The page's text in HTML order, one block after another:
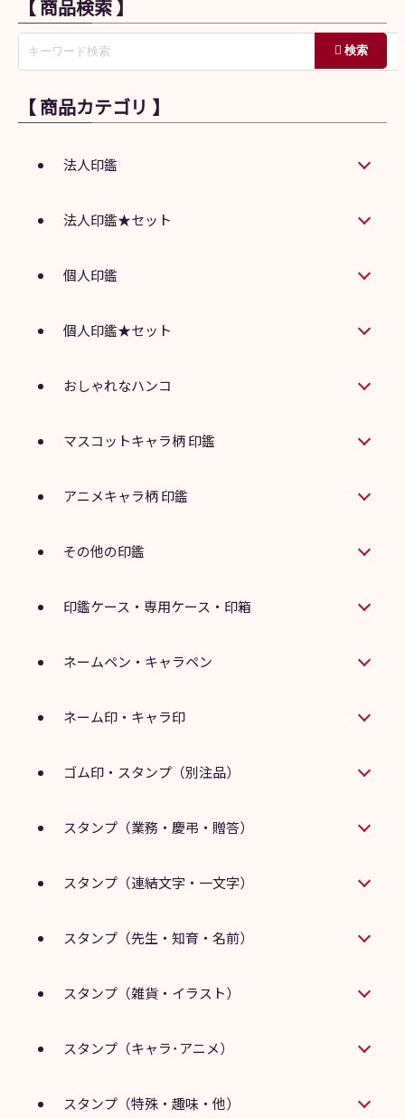
【 商品検索 】
【 商品カテゴリ 】
法人印鑑
法人印鑑★セット
個人印鑑
個人印鑑★セット
おしゃれなハンコ
マスコットキャラ柄 印鑑
アニメキャラ柄 印鑑
その他の印鑑
印鑑ケース・専用ケース・印箱
ネームペン・キャラペン
ネーム印・キャラ印
ゴム印・スタンプ（別注品）
スタンプ（業務・慶弔・贈答）
スタンプ（連結文字・一文字）
スタンプ（先生・知育・名前）
スタンプ（雑貨・イラスト）
スタンプ（キャラ･アニメ）
スタンプ（特殊・趣味・他）